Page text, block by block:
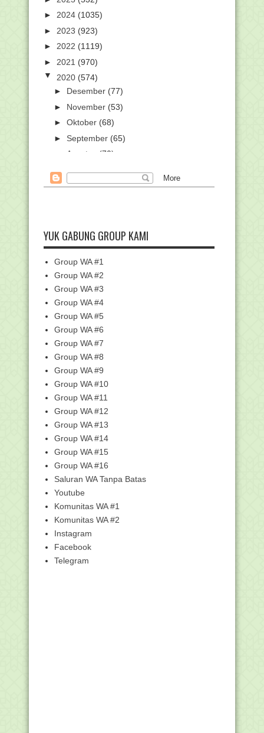
► 2024 (1035)
► 2023 (923)
► 2022 (1119)
► 2021 (970)
▼ 2020 (574)
► Desember (77)
► November (53)
► Oktober (68)
► September (65)
Agustus
(70)
Kemendikbud Fasilitasi Empat Siswa
Kemenag Validasi Penerjemahan Al-
Qur'an Bahasa Ben...
Siswa MAN 1 Pekanbaru Raih Juara
Kompetisi Astrono...
Sertifikat Akre...
Download Surat Edaran Pengelolaan
Simpatika Semest...
Penilaian Angka Kredit Guru dan
Pengawas Madrasah ...
Pandemi COVID-19, Kemendikbud
Luncurkan Program KI...
RPP 1 Lembar Daring SD/MI Kelas 3
Revisi 2020
Hari ini Kemenag Launching dan
Sosialisasi Renstra...
RPP 1 Lembar Daring SD/MI Kelas 2
Revisi 2020
RPP 1 Lembar Daring SD/MI Kelas 5
Revisi 2020
Pendidikan Agama Islam pada PAUD/TK
dan Tantangan ...
Juknis BOP Pondok Pesantren dan
Pendidikan Keagama...
Pemerintah Tetapkan Idul Adha 1441H
Jatuh pada 31 ...
Modul Pembelajaran Daring Aktif
YUK GABUNG GROUP KAMI
Group WA #1
Group WA #2
Group WA #3
Group WA #4
Group WA #5
Group WA #6
Group WA #7
Group WA #8
Group WA #9
Group WA #10
Group WA #11
Group WA #12
Group WA #13
Group WA #14
Group WA #15
Group WA #16
Saluran WA Tanpa Batas
Youtube
Komunitas WA #1
Komunitas WA #2
Instagram
Facebook
Telegram